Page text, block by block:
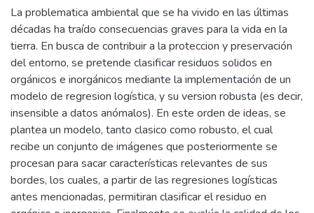
La problematica ambiental que se ha vivido en las últimas
décadas ha traído consecuencias graves para la vida en la
tierra. En busca de contribuir a la proteccion y preservación
del entorno, se pretende clasificar residuos solidos en
orgánicos e inorgánicos mediante la implementación de un
modelo de regresion logística, y su version robusta (es decir,
insensible a datos anómalos). En este orden de ideas, se
plantea un modelo, tanto clasico como robusto, el cual
recibe un conjunto de imágenes que posteriormente se
procesan para sacar características relevantes de sus
bordes, los cuales, a partir de las regresiones logísticas
antes mencionadas, permitiran clasificar el residuo en